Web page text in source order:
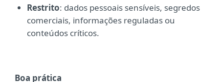
Restrito: dados pessoais sensíveis, segredos
comerciais, informações reguladas ou
conteúdos críticos.
Boa prática